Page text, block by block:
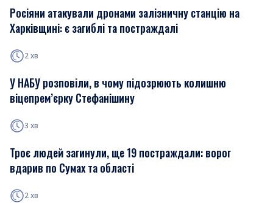
Росіяни атакували дронами залізничну станцію на
Харківщині: є загиблі та постраждалі
2 хв
У НАБУ розповіли, в чому підозрюють колишню
віцепрем’єрку Стефанішину
3 хв
Троє людей загинули, ще 19 постраждали: ворог
вдарив по Сумах та області
2 хв